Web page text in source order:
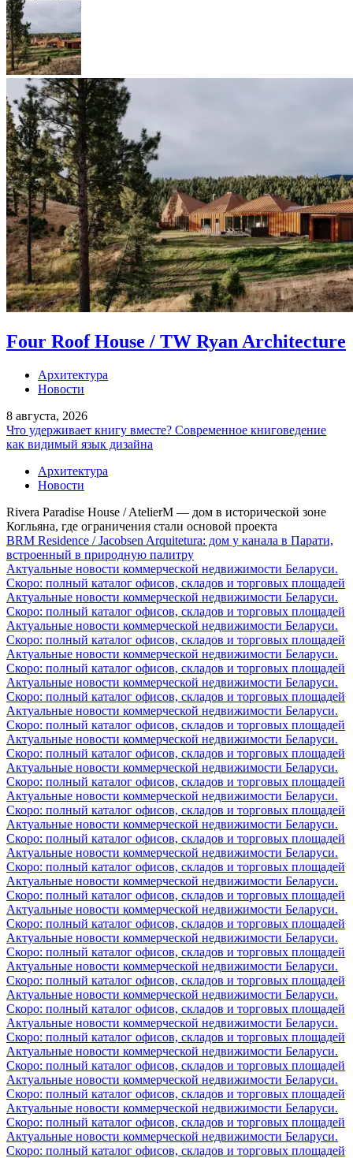
Four Roof House / TW Ryan Architecture
Архитектура
Новости
8 августа, 2026
Что удерживает книгу вместе? Современное книговедение
как видимый язык дизайна
Архитектура
Новости
Rivera Paradise House / AtelierM — дом в исторической зоне
Когльяна, где ограничения стали основой проекта
BRM Residence / Jacobsen Arquitetura: дом у канала в Парати,
встроенный в природную палитру
Актуальные новости коммерческой недвижимости Беларуси.
Скоро: полный каталог офисов, складов и торговых площадей
Актуальные новости коммерческой недвижимости Беларуси.
Скоро: полный каталог офисов, складов и торговых площадей
Актуальные новости коммерческой недвижимости Беларуси.
Скоро: полный каталог офисов, складов и торговых площадей
Актуальные новости коммерческой недвижимости Беларуси.
Скоро: полный каталог офисов, складов и торговых площадей
Актуальные новости коммерческой недвижимости Беларуси.
Скоро: полный каталог офисов, складов и торговых площадей
Актуальные новости коммерческой недвижимости Беларуси.
Скоро: полный каталог офисов, складов и торговых площадей
Актуальные новости коммерческой недвижимости Беларуси.
Скоро: полный каталог офисов, складов и торговых площадей
Актуальные новости коммерческой недвижимости Беларуси.
Скоро: полный каталог офисов, складов и торговых площадей
Актуальные новости коммерческой недвижимости Беларуси.
Скоро: полный каталог офисов, складов и торговых площадей
Актуальные новости коммерческой недвижимости Беларуси.
Скоро: полный каталог офисов, складов и торговых площадей
Актуальные новости коммерческой недвижимости Беларуси.
Скоро: полный каталог офисов, складов и торговых площадей
Актуальные новости коммерческой недвижимости Беларуси.
Скоро: полный каталог офисов, складов и торговых площадей
Актуальные новости коммерческой недвижимости Беларуси.
Скоро: полный каталог офисов, складов и торговых площадей
Актуальные новости коммерческой недвижимости Беларуси.
Скоро: полный каталог офисов, складов и торговых площадей
Актуальные новости коммерческой недвижимости Беларуси.
Скоро: полный каталог офисов, складов и торговых площадей
Актуальные новости коммерческой недвижимости Беларуси.
Скоро: полный каталог офисов, складов и торговых площадей
Актуальные новости коммерческой недвижимости Беларуси.
Скоро: полный каталог офисов, складов и торговых площадей
Актуальные новости коммерческой недвижимости Беларуси.
Скоро: полный каталог офисов, складов и торговых площадей
Актуальные новости коммерческой недвижимости Беларуси.
Скоро: полный каталог офисов, складов и торговых площадей
Актуальные новости коммерческой недвижимости Беларуси.
Скоро: полный каталог офисов, складов и торговых площадей
Актуальные новости коммерческой недвижимости Беларуси.
Скоро: полный каталог офисов, складов и торговых площадей